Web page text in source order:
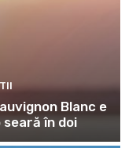
Blanc e
în doi